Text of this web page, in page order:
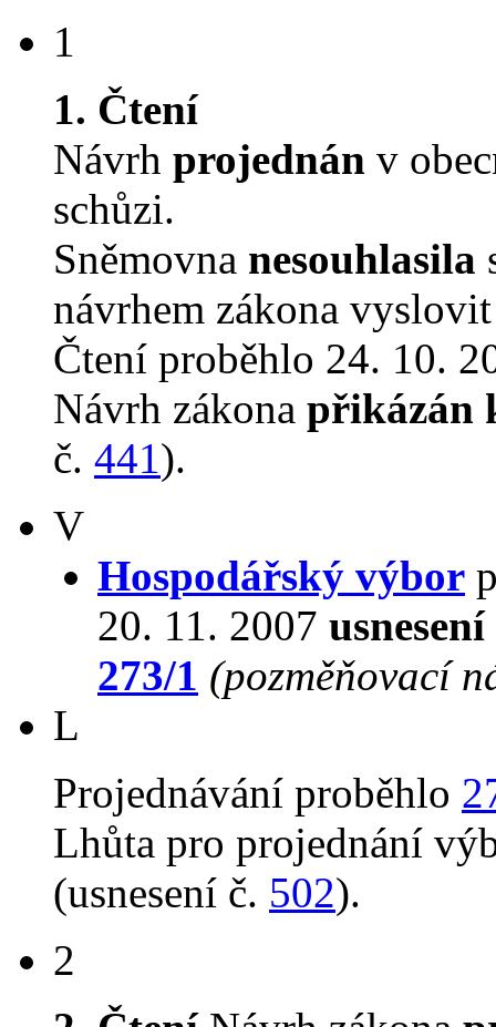
1
1. Čtení
Návrh projednán v
schůzi.
Sněmovna nesouhlasila
návrhem zákona
Čtení proběhlo 24. 10.
Návrh zákona přikázán
č. 441).
V
Hospodářský výbor
20. 11. 2007 usnesení
273/1 (pozměňovací
L
Projednávání proběhlo
Lhůta pro projednání
(usnesení č. 502).
2